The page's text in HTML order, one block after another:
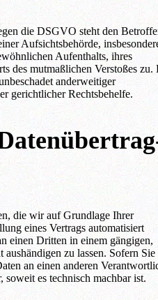
die DSGVO steht den
Aufsichtsbehörde,
Aufenthalts, ihres
des mutmaßlichen Verstoßes zu.
anderweitiger
gerichtlicher Rechtsbehelfe.
die wir auf Grundlage Ihrer
eines Vertrags automatisiert
einen Dritten in einem gängigen,
aushändigen zu lassen. Sofern Sie
an einen anderen
soweit es technisch machbar ist.